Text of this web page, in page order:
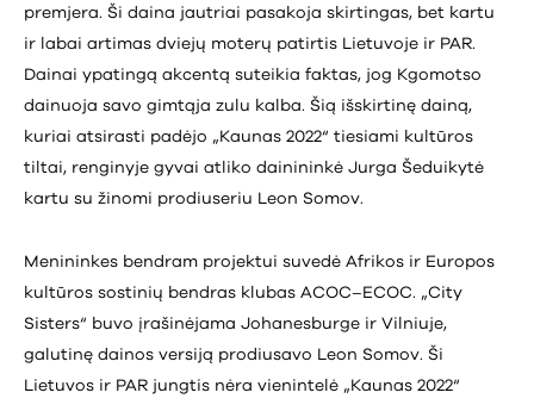
premjera. Ši daina jautriai pasakoja skirtingas, bet kartu
ir labai artimas dviejų moterų patirtis Lietuvoje ir PAR.
Dainai ypatingą akcentą suteikia faktas, jog Kgomotso
dainuoja savo gimtąja zulu kalba. Šią išskirtinę dainą,
kuriai atsirasti padėjo „Kaunas 2022“ tiesiami kultūros
tiltai, renginyje gyvai atliko dainininkė Jurga Šeduikytė
kartu su žinomi prodiuseriu Leon Somov.
Menininkes bendram projektui suvedė Afrikos ir Europos
kultūros sostinių bendras klubas ACOC–ECOC. „City
Sisters“ buvo įrašinėjama Johanesburge ir Vilniuje,
galutinę dainos versiją prodiusavo Leon Somov. Ši
Lietuvos ir PAR jungtis nėra vienintelė „Kaunas 2022“